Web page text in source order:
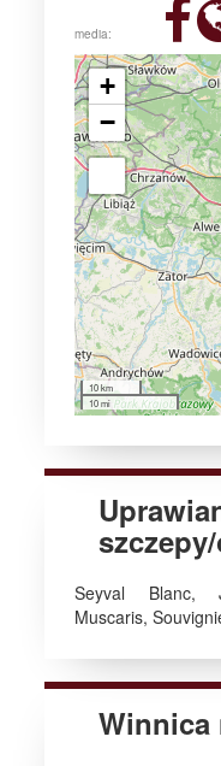
media:
+
−
10 km
10 mi
Seyval Blanc,
Muscaris,
Winnica